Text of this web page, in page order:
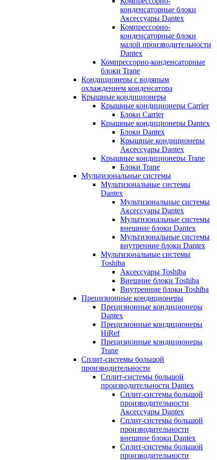
конденсаторные блоки
Аксессуары Dantex
Компрессорно-
конденсаторные блоки
малой производительности
Dantex
Компрессорно-конденсаторные
блоки Trane
Кондиционеры с водяным
охлаждением конденсатора
Крышные кондиционеры
Крышные кондиционеры Carrier
Блоки Carrier
Крышные кондиционеры Dantex
Блоки Dantex
Крышные кондиционеры
Аксессуары Dantex
Крышные кондиционеры Trane
Блоки Trane
Мультизональные системы
Мультизональные системы
Dantex
Мультизональные системы
Аксессуары Dantex
Мультизональные системы
внешние блоки Dantex
Мультизональные системы
внутренние блоки Dantex
Мультизональные системы
Toshiba
Аксессуары Toshiba
Внешние блоки Toshiba
Внутренние блоки Toshiba
Прецизионные кондиционеры
Прецизионные кондиционеры
Dantex
Прецизионные кондиционеры
HiRef
Прецизионные кондиционеры
Trane
Сплит-системы большой
производительности
Сплит-системы большой
производительности Dantex
Сплит-системы большой
производительности
Аксессуары Dantex
Сплит-системы большой
производительности
внешние блоки Dantex
Сплит-системы большой
производительности